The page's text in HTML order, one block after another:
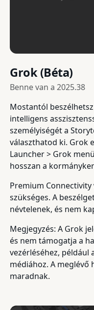
Grok (Béta)
Benne van a 2025.38
Mostantól
intelligens
személyiségét a
választhatod ki. Grok
Launcher > Grok
hosszan a
Premium Connectivity
szükséges. A
névtelenek, és nem
Megjegyzés: A Grok
és nem támogatja a
vezérléséhez, például
médiához. A
maradnak.